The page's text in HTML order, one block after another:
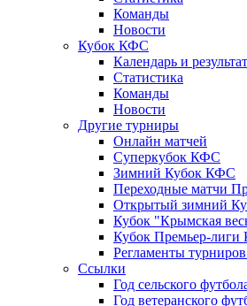
Команды
Новости
Кубок КФС
Календарь и
Статистика
Команды
Новости
Другие турниры
Онлайн матчей
Суперкубок КФС
Зимний Кубок КФС
Переходные матчи
Открытый зимний
Кубок "Крымская
Кубок Премьер-
Регламенты
Ссылки
Год сельского
Год ветеранского